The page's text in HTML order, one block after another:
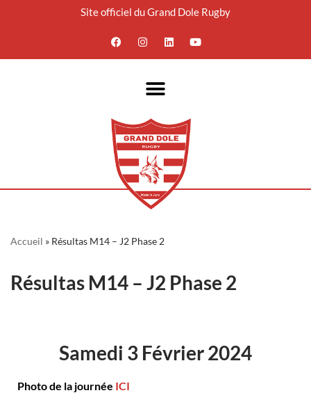
au
Site officiel du Grand Dole Rugby
Accueil » Résultas M14 – J2 Phase 2
Résultas M14 – J2 Phase 2
Samedi 3 Février 2024
Photo de la journée ICI